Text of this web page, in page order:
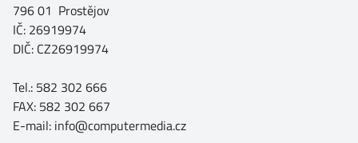
796 01 Prostějov
IČ: 26919974
DIČ: CZ26919974
Tel.: 582 302 666
FAX: 582 302 667
E-mail: info@computermedia.cz